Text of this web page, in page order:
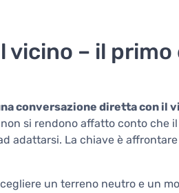
vicino – il primo
conversazione diretta con il
si rendono affatto conto che
adattarsi. La chiave è
un terreno neutro e un